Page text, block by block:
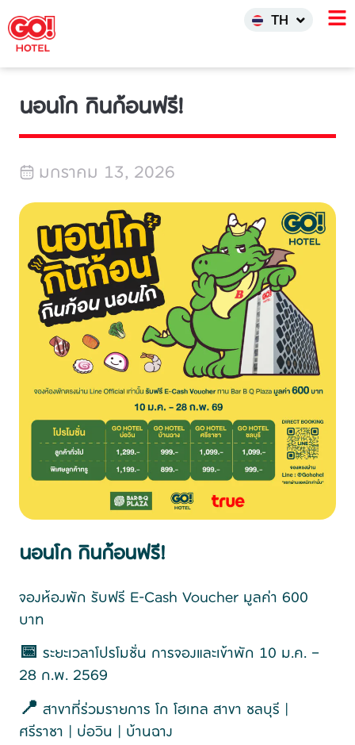
TH
INDO
นอนโก กินก้อนฟรี!
มกราคม 13, 2026
นอนโก กินก้อนฟรี!
จองห้องพัก รับฟรี E-Cash Voucher มูลค่า 600
บาท
📅 ระยะเวลาโปรโมชั่น การจองและเข้าพัก 10 ม.ค. –
28 ก.พ. 2569
📍 สาขาที่ร่วมรายการ โก โฮเทล สาขา ชลบุรี |
ศรีราชา | บ่อวิน | บ้านฉาง